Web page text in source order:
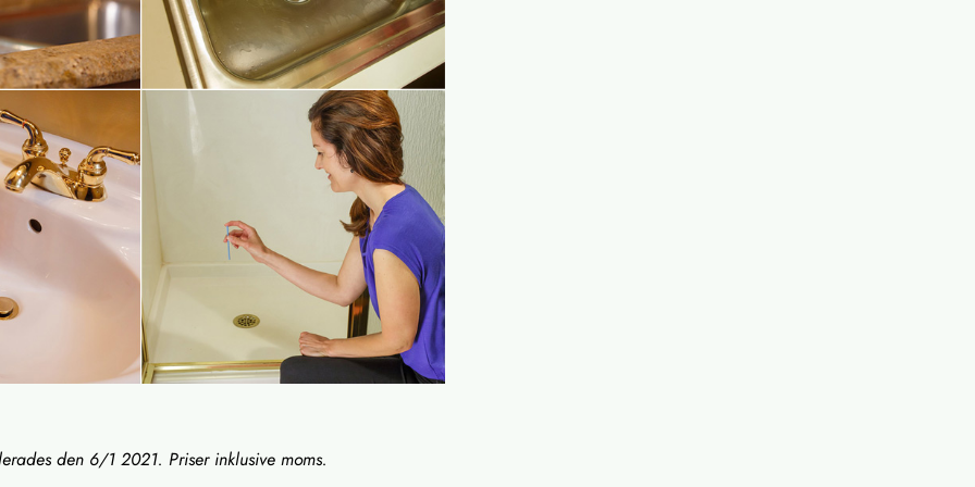
den 6/1 2021. Priser inklusive moms.